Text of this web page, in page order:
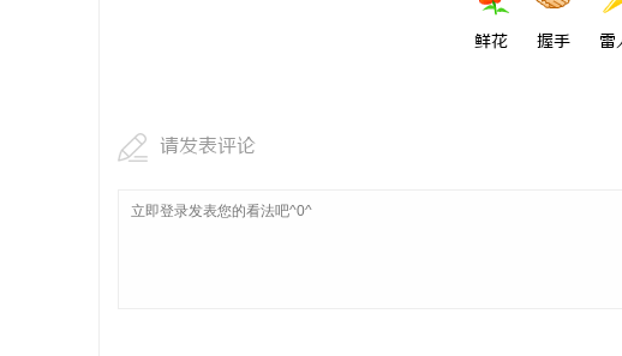
鲜花 握手 雷
请发表评论